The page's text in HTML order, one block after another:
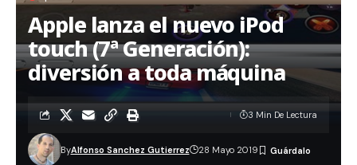
Apple lanza el nuevo iPod
touch (7ª Generación):
diversión a toda máquina
ByAlfonso Sanchez Gutierrez 28 Mayo 2019
3 Min De Lectura